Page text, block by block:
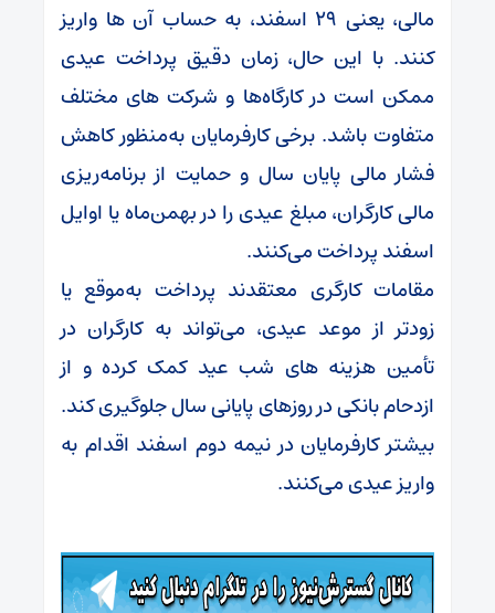
مالی، یعنی ۲۹ اسفند، به حساب آن‌ ها واریز
کنند. با این حال، زمان دقیق پرداخت عیدی
ممکن است در کارگاه‌ها و شرکت‌ های مختلف
متفاوت باشد. برخی کارفرمایان به‌منظور کاهش
فشار مالی پایان سال و حمایت از برنامه‌ریزی
مالی کارگران، مبلغ عیدی را در بهمن‌ماه یا اوایل
اسفند پرداخت می‌کنند.
مقامات کارگری معتقدند پرداخت به‌موقع یا
زودتر از موعد عیدی، می‌تواند به کارگران در
تأمین هزینه‌ های شب عید کمک کرده و از
ازدحام بانکی در روزهای پایانی سال جلوگیری کند.
بیشتر کارفرمایان در نیمه دوم اسفند اقدام به
واریز عیدی می‌کنند.